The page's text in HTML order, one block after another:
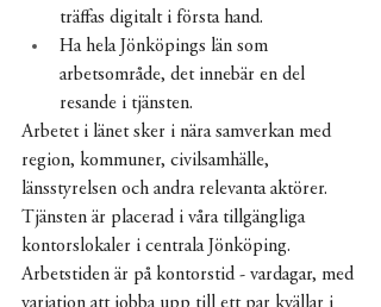
träffas digitalt i första hand.
Ha hela Jönköpings län som
arbetsområde, det innebär en del
resande i tjänsten.
Arbetet i länet sker i nära samverkan med
region, kommuner, civilsamhälle,
länsstyrelsen och andra relevanta aktörer.
Tjänsten är placerad i våra tillgängliga
kontorslokaler i centrala Jönköping.
Arbetstiden är på kontorstid - vardagar, med